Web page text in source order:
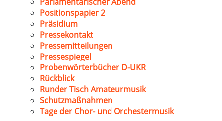
Positionspapier 2
Präsidium
Pressekontakt
Pressemitteilungen
Pressespiegel
Probenwörterbücher D-UKR
Rückblick
Runder Tisch Amateurmusik
Schutzmaßnahmen
Tage der Chor- und Orchestermusik